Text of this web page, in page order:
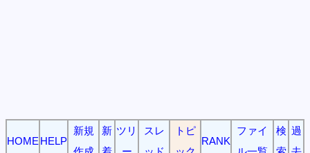
HOME HELP
新規
新 ツリ
スレ
トピ
RANK
ファイ
検 過